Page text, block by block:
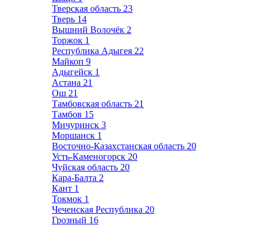
Тверская область 23
Тверь 14
Вышний Волочёк 2
Торжок 1
Республика Адыгея 22
Майкоп 9
Адыгейск 1
Астана 21
Ош 21
Тамбовская область 21
Тамбов 15
Мичуринск 3
Моршанск 1
Восточно-Казахстанская область 20
Усть-Каменогорск 20
Чуйская область 20
Кара-Балта 2
Кант 1
Токмок 1
Чеченская Республика 20
Грозный 16